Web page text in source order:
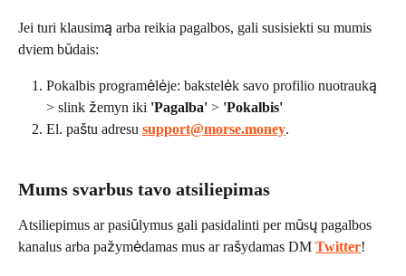
Jei turi klausimą arba reikia pagalbos, gali susisiekti su mumis
dviem būdais:
Pokalbis programėlėje: bakstelėk savo profilio nuotrauką
> slink žemyn iki 'Pagalba' > 'Pokalbis'
El. paštu adresu support@morse.money.
Mums svarbus tavo atsiliepimas
Atsiliepimus ar pasiūlymus gali pasidalinti per mūsų pagalbos
kanalus arba pažymėdamas mus ar rašydamas DM Twitter!